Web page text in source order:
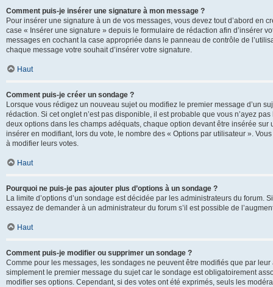
Comment puis-je insérer une signature à mon message ?
Pour insérer une signature à un de vos messages, vous devez tout d’abord en
case « Insérer une signature » depuis le formulaire de rédaction afin d’insérer
messages en cochant la case appropriée dans le panneau de contrôle de
chaque message votre souhait d’insérer votre signature.
Haut
Comment puis-je créer un sondage ?
Lorsque vous rédigez un nouveau sujet ou modifiez le premier message d’un
rédaction. Si cet onglet n’est pas disponible, il est probable que vous n’ayez
deux options dans les champs adéquats, chaque option devant être insérée
insérer en modifiant, lors du vote, le nombre des « Options par utilisateur ».
à modifier leurs votes.
Haut
Pourquoi ne puis-je pas ajouter plus d’options à un sondage ?
La limite d’options d’un sondage est décidée par les administrateurs du
essayez de demander à un administrateur du forum s’il est possible de
Haut
Comment puis-je modifier ou supprimer un sondage ?
Comme pour les messages, les sondages ne peuvent être modifiés que par
simplement le premier message du sujet car le sondage est obligatoirement
modifier ses options. Cependant, si des votes ont été exprimés, seuls les